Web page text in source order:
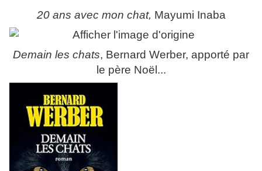
20 ans avec mon chat, Mayumi Inaba
Demain les chats, Bernard Werber, apporté par
le père Noël...